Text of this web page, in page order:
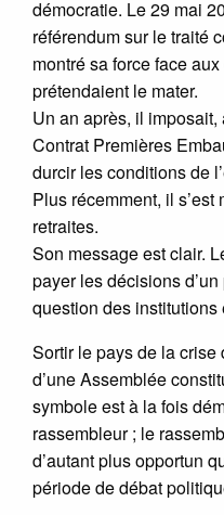
démocratie. Le 29 mai
référendum sur le traité
montré sa force face
prétendaient le mater.
Un an après, il
Contrat Premières
durcir les conditions de
Plus récemment, il
retraites.
Son message est clair.
payer les décisions
question des institutions
Sortir le pays de la
d’une Assemblée
symbole est à la fois
rassembleur ; le
d’autant plus opportun
période de débat